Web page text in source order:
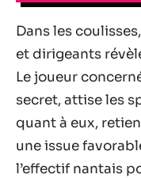
Dans les
et dirigeants
Le joueur
secret, attise les
quant à eux,
une issue
l’effectif nantais